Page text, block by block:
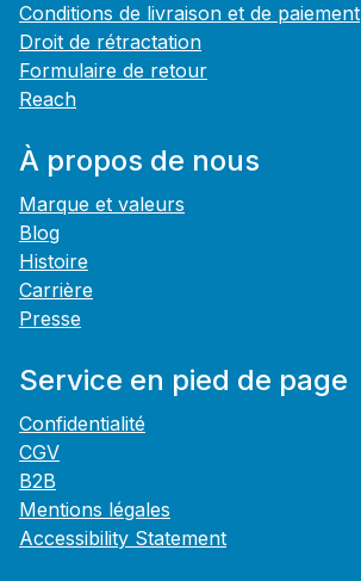
Conditions de livraison et de paiement
Droit de rétractation
Formulaire de retour
Reach
À propos de nous
Marque et valeurs
Blog
Histoire
Carrière
Presse
Service en pied de page
Confidentialité
CGV
B2B
Mentions légales
Accessibility Statement